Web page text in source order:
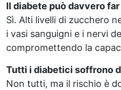
Il diabete può davvero
Sì. Alti livelli di zucchero
i vasi sanguigni e i nervi
compromettendo la
Tutti i diabetici soffrono
Non tutti, ma il rischio è